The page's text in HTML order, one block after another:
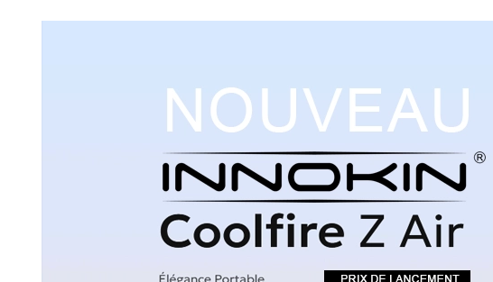
TOUS LES E-LIQUIDES
- VÉGÉTAL/NATUREL
- SELS DE NICOTINE
- FORMATS ÉCONOMIQUES
- LES PLUS VENDUS
- LES PACKS PROMOS
- RECHERCHE AVANCÉE
Formats classiques
Formats Boxs
Toutes les marques
Eleaf, Aspire,
Smok, Innokin, Joyetech ...
LES MINI-CLOPES
LE BLOG
- INFOS GENERICLOP
- INFOS VAPE
- LES ASTUCES
- FOCUS PRODUIT
- LES MEDECINS
VOS AVANTAGES
Livraison offerte
1 Cadeau au choix